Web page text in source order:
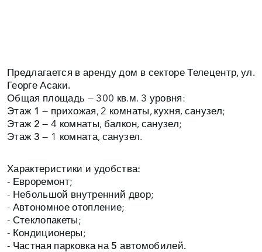
Предлагается в аренду дом в секторе Телецентр, ул.
Георге Асаки.
Общая площадь — 300 кв.м. 3 уровня:
Этаж 1 — прихожая, 2 комнаты, кухня, санузел;
Этаж 2 — 4 комнаты, балкон, санузел;
Этаж 3 — 1 комната, санузел.
- Евроремонт;
- Небольшой внутренний двор;
- Автономное отопление;
- Стеклопакеты;
- Кондиционеры;
- Частная парковка на 5 автомобилей.